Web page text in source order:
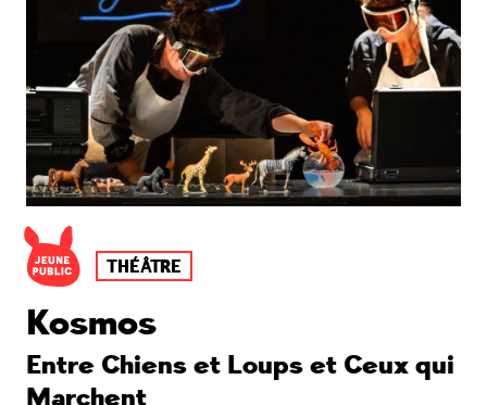
THÉÂTRE
Kosmos
Entre Chiens et Loups et Ceux qui
Marchent